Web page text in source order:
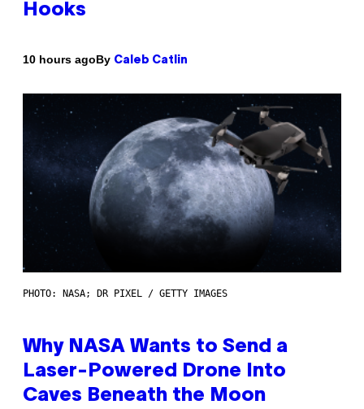
Hooks
10 hours agoBy Caleb Catlin
PHOTO: NASA; DR PIXEL / GETTY IMAGES
Why NASA Wants to Send a
Laser-Powered Drone Into
Caves Beneath the Moon